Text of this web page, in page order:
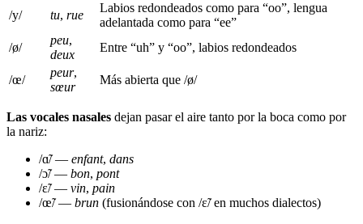
/y/
tu, rue
Labios redondeados como para “oo”, lengua
adelantada como para “ee”
/ø/
peu,
deux
Entre “uh” y “oo”, labios redondeados
/œ/
peur,
sœur
Más abierta que /ø/
Las vocales nasales dejan pasar el aire tanto por la boca como por
la nariz:
/ɑ̃/ — enfant, dans
/ɔ̃/ — bon, pont
/ɛ̃/ — vin, pain
/œ̃/ — brun (fusionándose con /ɛ̃/ en muchos dialectos)